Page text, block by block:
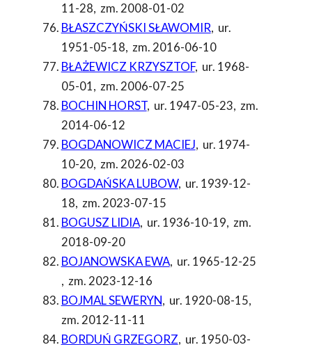
11-28, zm. 2008-01-02
BŁASZCZYŃSKI SŁAWOMIR, ur.
1951-05-18, zm. 2016-06-10
BŁAŻEWICZ KRZYSZTOF, ur. 1968-
05-01, zm. 2006-07-25
BOCHIN HORST, ur. 1947-05-23, zm.
2014-06-12
BOGDANOWICZ MACIEJ, ur. 1974-
10-20, zm. 2026-02-03
BOGDAŃSKA LUBOW, ur. 1939-12-
18, zm. 2023-07-15
BOGUSZ LIDIA, ur. 1936-10-19, zm.
2018-09-20
BOJANOWSKA EWA, ur. 1965-12-25
, zm. 2023-12-16
BOJMAL SEWERYN, ur. 1920-08-15,
zm. 2012-11-11
BORDUŃ GRZEGORZ, ur. 1950-03-